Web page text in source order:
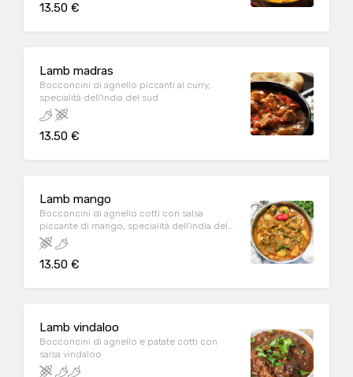
13.50 €
Lamb madras
Bocconcini di agnello piccanti al curry,
specialità dell'india del sud
13.50 €
Lamb mango
Bocconcini di agnello cotti con salsa
piccante di mango, specialità dell'india del
nord
13.50 €
Lamb vindaloo
Bocconcini di agnello e patate cotti con
salsa vindaloo